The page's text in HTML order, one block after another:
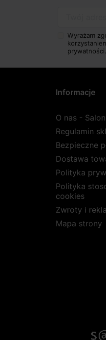
Wyrażam
prywatności.
Informacje
O nas -
Regulamin
Bezpieczne
Dostawa
Polityka
Polityka
cookies
Zwroty i
Mapa strony